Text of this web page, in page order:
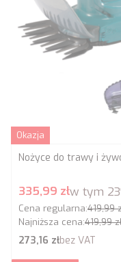
Okazja
Nożyce do trawy i
Cena promocyjna
335,99 złw tym
Cena regularna:419,99
Najniższa cena:419,99
Cena netto
273,16 złbez VAT